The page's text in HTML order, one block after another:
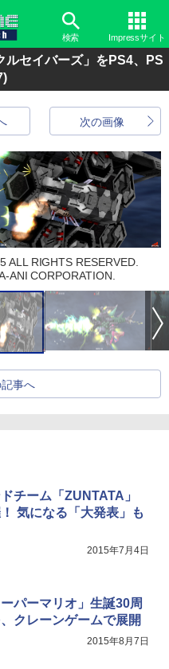
検索 Impressサイト
ルセイバーズ」をPS4、PS
次の画像
RIGHTS RESERVED.
ANI CORPORATION.
事へ
チーム「ZUNTATA」
気になる「大発表」も
2015年7月4日
パーマリオ」生誕30周
クレーンゲームで展開
2015年8月7日